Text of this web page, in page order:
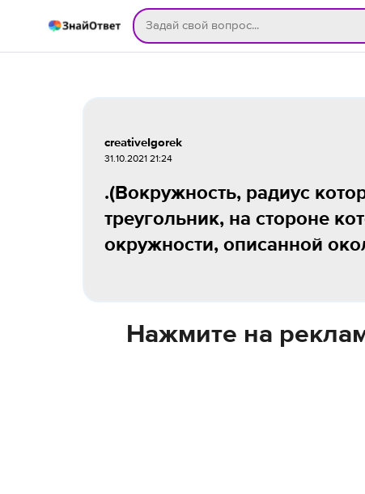
creativeIgorek
31.10.2021 21:24
.(Вокружность, радиус
треугольник, на стороне
окружности, описанной
Нажмите на